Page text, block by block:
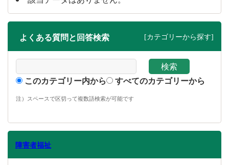
よくある質問と回答検索 [カテゴリーから探す]
このカテゴリー内から すべてのカテゴリーから
注）スペースで区切って複数語検索が可能です
障害者福祉